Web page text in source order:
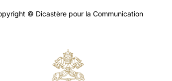
© Dicastère pour la Communication